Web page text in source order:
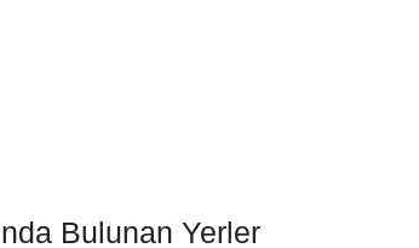
Bulunan Yerler